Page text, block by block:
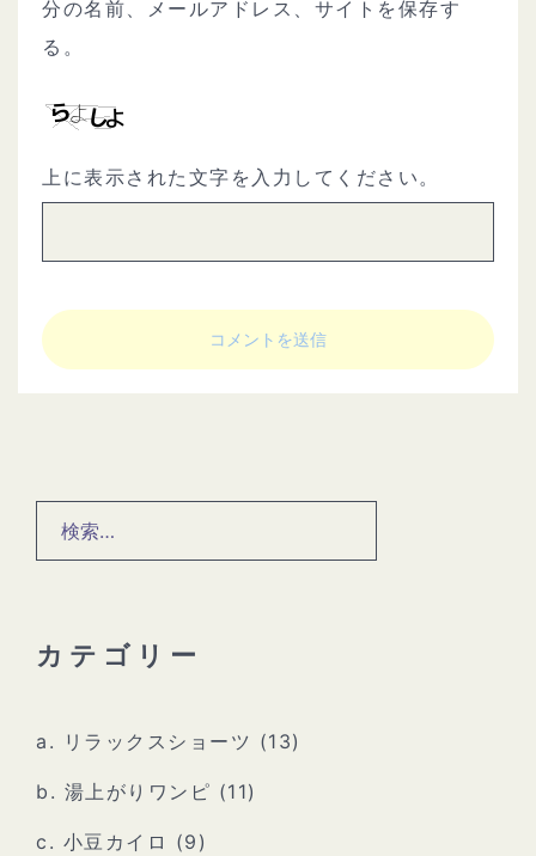
分の名前、メールアドレス、サイトを保存す
る。
上に表示された文字を入力してください。
索:
カテゴリー
a. リラックスショーツ (13)
b. 湯上がりワンピ (11)
c. 小豆カイロ (9)